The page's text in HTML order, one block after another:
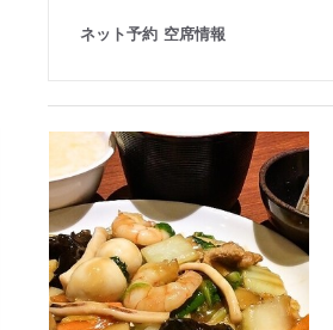
ネット予約 空席情報